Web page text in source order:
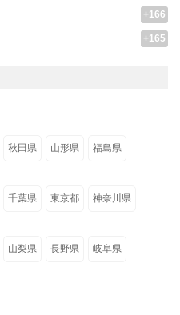
+166
+165
秋田県 山形県 福島県
千葉県 東京都 神奈川県
山梨県 長野県 岐阜県